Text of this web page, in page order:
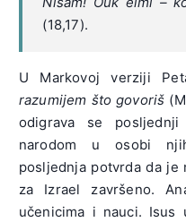
(18,17).
U Markovoj verziji
razumijem što govoriš
odigrava se
narodom u osobi
posljednja potvrda da je
za Izrael završeno.
učenicima i nauci. Isus